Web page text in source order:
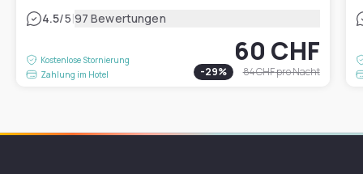
4.5/5|97 Bewertungen
Kostenlose Stornierung
Zahlung im Hotel
60 CHF
-29% 84 CHFpro Nacht